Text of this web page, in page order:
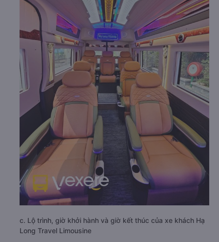
c. Lộ trình, giờ khởi hành và giờ kết thúc của xe khách Hạ
Long Travel Limousine